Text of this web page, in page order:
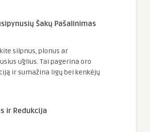
Šakų Pašalinimas
silpnus, plonus ar
ūglius. Tai pagerina oro
ir sumažina ligų bei kenkėjų
ir Redukcija